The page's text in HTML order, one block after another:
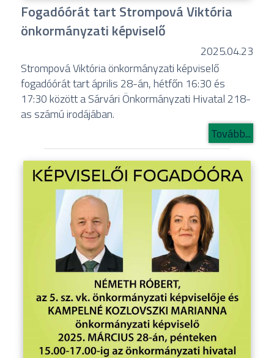
Fogadóórát tart Strompová Viktória
önkormányzati képviselő
2025.04.23
Strompová Viktória önkormányzati képviselő
fogadóórát tart április 28-án, hétfőn 16:30 és
17:30 között a Sárvári Önkormányzati Hivatal 218-
as számú irodájában.
Tovább...